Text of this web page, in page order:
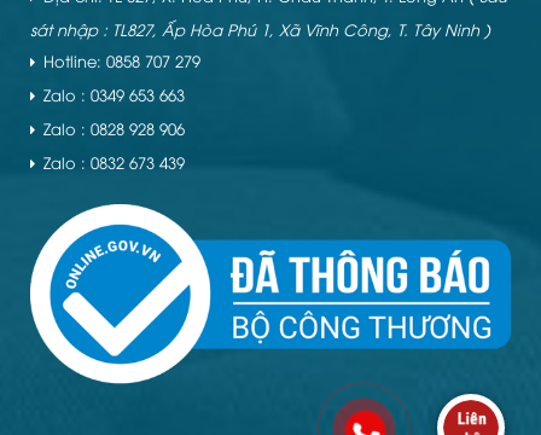
sát nhập : TL827, Ấp Hòa Phú 1, Xã Vĩnh Công, T. Tây Ninh )
Hotline: 0858 707 279
Zalo : 0349 653 663
Zalo : 0828 928 906
Zalo : 0832 673 439